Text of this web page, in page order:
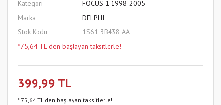
Kategori
FOCUS 1 1998-2005
Marka
DELPHI
Stok Kodu
1S61 3B438 AA
*75,64 TL den başlayan taksitlerle!
399,99 TL
* 75,64 TL den başlayan taksitlerle!